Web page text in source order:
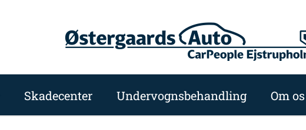
Skadecenter Undervognsbehandling Om os